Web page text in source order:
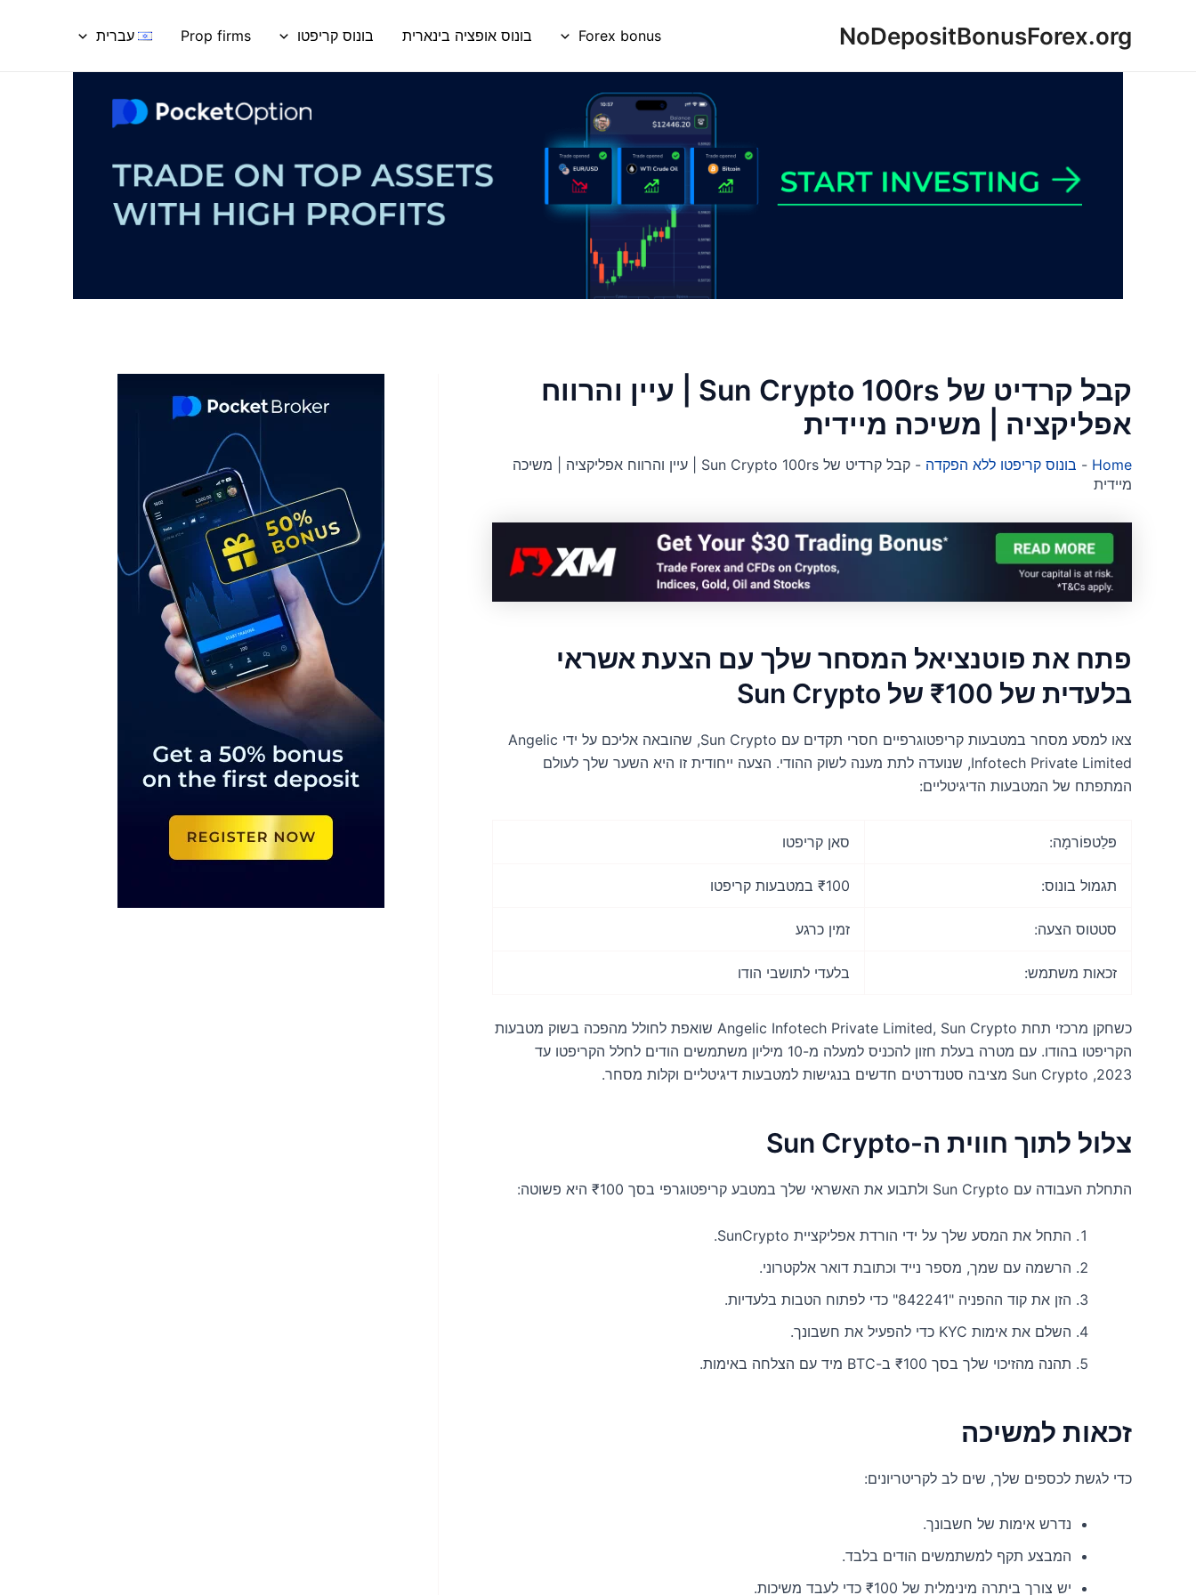
NoDepositBonusForex.org
Forex bonus בונוס אופציה בינארית בונוס קריפטו Prop firms עברית
קבל קרדיט של Sun Crypto 100rs | עיין והרווח
אפליקציה | משיכה מיידית
Home
- בונוס קריפטו ללא הפקדה -
קבל קרדיט של Sun Crypto 100rs | עיין והרווח אפליקציה | משיכה
מיידית
פתח את פוטנציאל המסחר שלך עם הצעת אשראי
בלעדית של ₹100 של Sun Crypto
צאו למסע מסחר במטבעות קריפטוגרפיים חסרי תקדים עם Sun Crypto, שהובאה אליכם על ידי Angelic
Infotech Private Limited, שנועדה לתת מענה לשוק ההודי. הצעה ייחודית זו היא השער שלך לעולם
המתפתח של המטבעות הדיגיטליים:
פּלַטפוֹרמָה: סאן קריפטו
תגמול בונוס: ₹100 במטבעות קריפטו
סטטוס הצעה: זמין כרגע
זכאות משתמש: בלעדי לתושבי הודו
כשחקן מרכזי תחת Angelic Infotech Private Limited, Sun Crypto שואפת לחולל מהפכה בשוק מטבעות
הקריפטו בהודו. עם מטרה בעלת חזון להכניס למעלה מ-10 מיליון משתמשים הודים לחלל הקריפטו עד
2023, Sun Crypto מציבה סטנדרטים חדשים בנגישות למטבעות דיגיטליים וקלות מסחר.
צלול לתוך חווית ה-Sun Crypto
התחלת העבודה עם Sun Crypto ולתבוע את האשראי שלך במטבע קריפטוגרפי בסך ₹100 היא פשוטה:
התחל את המסע שלך על ידי הורדת אפליקציית SunCrypto.
הרשמה עם שמך, מספר נייד וכתובת דואר אלקטרוני.
הזן את קוד ההפניה "842241" כדי לפתוח הטבות בלעדיות.
השלם את אימות KYC כדי להפעיל את חשבונך.
תהנה מהזיכוי שלך בסך ₹100 ב-BTC מיד עם הצלחה באימות.
זכאות למשיכה
כדי לגשת לכספים שלך, שים לב לקריטריונים:
נדרש אימות של חשבונך.
המבצע תקף למשתמשים הודים בלבד.
יש צורך ביתרה מינימלית של ₹100 כדי לעבד משיכות.